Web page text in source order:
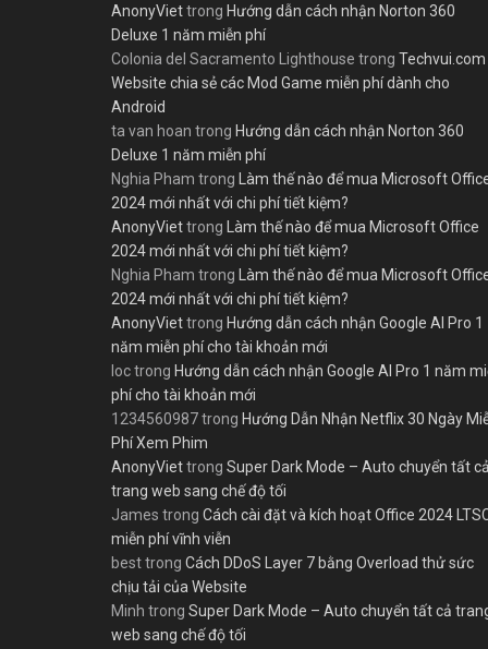
AnonyViettrong Hướng dẫn cách nhận Norton 360
Deluxe 1 năm miễn phí
Colonia del Sacramento Lighthouse trong
Website chia sẻ các Mod Game miễn phí dành cho
Android
ta van hoan trong Hướng dẫn cách nhận Norton 360
Deluxe 1 năm miễn phí
Nghia Pham trong
Làm thế nào để mua Microsoft
2024 mới nhất với chi phí tiết kiệm?
AnonyViettrong
Làm thế nào để mua Microsoft Office
2024 mới nhất với chi phí tiết kiệm?
Nghia Pham trong
Làm thế nào để mua Microsoft
2024 mới nhất với chi phí tiết kiệm?
AnonyViettrong Hướng dẫn cách nhận Google AI Pro 1
năm miễn phí cho tài khoản mới
loctrong Hướng dẫn cách nhận Google AI Pro 1 năm
phí cho tài khoản mới
1234560987trong Hướng Dẫn Nhận Netflix 30 Ngày
Phí Xem Phim
AnonyViettrong Super Dark Mode – Auto chuyển tất
trang web sang chế độ tối
James trong Cách cài đặt và kích hoạt Office 2024
miễn phí vĩnh viễn
besttrong Cách DDoS Layer 7 bằng Overload thử sức
chịu tải của Website
Minh trong Super Dark Mode – Auto chuyển tất cả
web sang chế độ tối